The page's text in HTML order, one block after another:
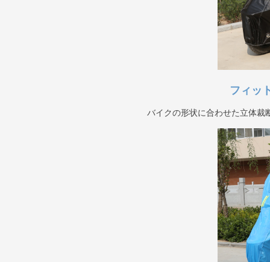
フィッ
バイクの形状に合わせた立体裁